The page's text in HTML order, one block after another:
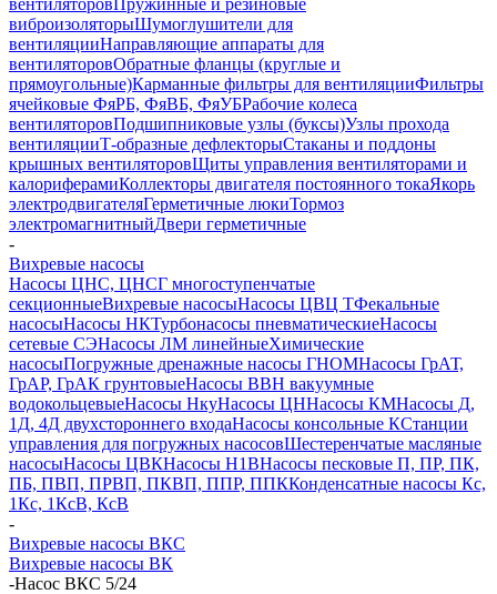
виброизоляторыШумоглушители для
вентиляцииНаправляющие аппараты для
вентиляторовОбратные фланцы (круглые и
прямоугольные)Карманные фильтры для вентиляцииФильтры
ячейковые ФяРБ, ФяВБ, ФяУБРабочие колеса
вентиляторовПодшипниковые узлы (буксы)Узлы прохода
вентиляцииТ-образные дефлекторыСтаканы и поддоны
крышных вентиляторовЩиты управления вентиляторами и
калориферамиКоллекторы двигателя постоянного токаЯкорь
электродвигателяГерметичные люкиТормоз
электромагнитныйДвери герметичные
-
Вихревые насосы
Насосы ЦНС, ЦНСГ многоступенчатые
секционныеВихревые насосыНасосы ЦВЦ ТФекальные
насосыНасосы НКТурбонасосы пневматическиеНасосы
сетевые СЭНасосы ЛМ линейныеХимические
насосыПогружные дренажные насосы ГНОМНасосы ГрАТ,
ГрАР, ГрАК грунтовыеНасосы ВВН вакуумные
водокольцевыеНасосы НкуНасосы ЦННасосы КМНасосы Д,
1Д, 4Д двухстороннего входаНасосы консольные КСтанции
управления для погружных насосовШестеренчатые масляные
насосыНасосы ЦВКНасосы Н1ВНасосы песковые П, ПР, ПК,
ПБ, ПВП, ПРВП, ПКВП, ППР, ППККонденсатные насосы Кс,
1Кс, 1КсВ, КсВ
-
Вихревые насосы ВКС
Вихревые насосы ВК
-Насос ВКС 5/24